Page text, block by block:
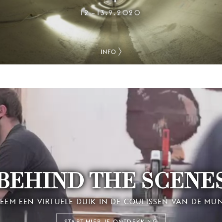
12–13.9.2020
INFO
THE
EEN VIRTUELE DUIK IN DE COULISSEN VAN DE